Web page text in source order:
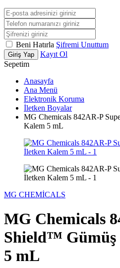
Beni Hatırla Şifremi Unuttum
Giriş Yap
Kayıt Ol
Sepetim
Anasayfa
Ana Menü
Elektronik Koruma
İletken Boyalar
MG Chemicals 842AR-P
Kalem 5 mL
MG CHEMİCALS
MG Chemicals
Shield™
5 mL